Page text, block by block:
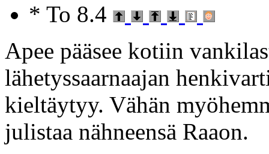
* To 8.4
Apee pääsee kotiin
lähetyssaarnaajan
kieltäytyy. Vähän
julistaa nähneensä Raaon.